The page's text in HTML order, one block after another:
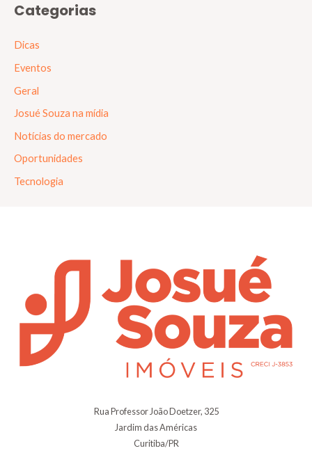
Categorias
Dicas
Eventos
Geral
Josué Souza na mídia
Notícias do mercado
Oportunidades
Tecnologia
Rua Professor João Doetzer, 325
Jardim das Américas
Curitiba/PR